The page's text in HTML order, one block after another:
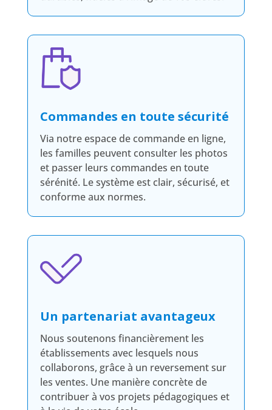
Commandes en toute sécurité
Via notre espace de commande en ligne,
les familles peuvent consulter les photos
et passer leurs commandes en toute
sérénité. Le système est clair, sécurisé, et
conforme aux normes.
Un partenariat avantageux
Nous soutenons financièrement les
établissements avec lesquels nous
collaborons, grâce à un reversement sur
les ventes. Une manière concrète de
contribuer à vos projets pédagogiques et